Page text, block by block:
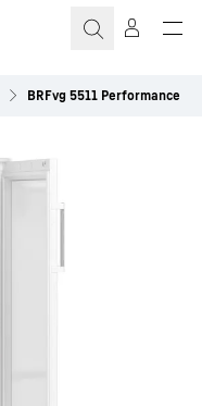
BRFvg 5511 Performance